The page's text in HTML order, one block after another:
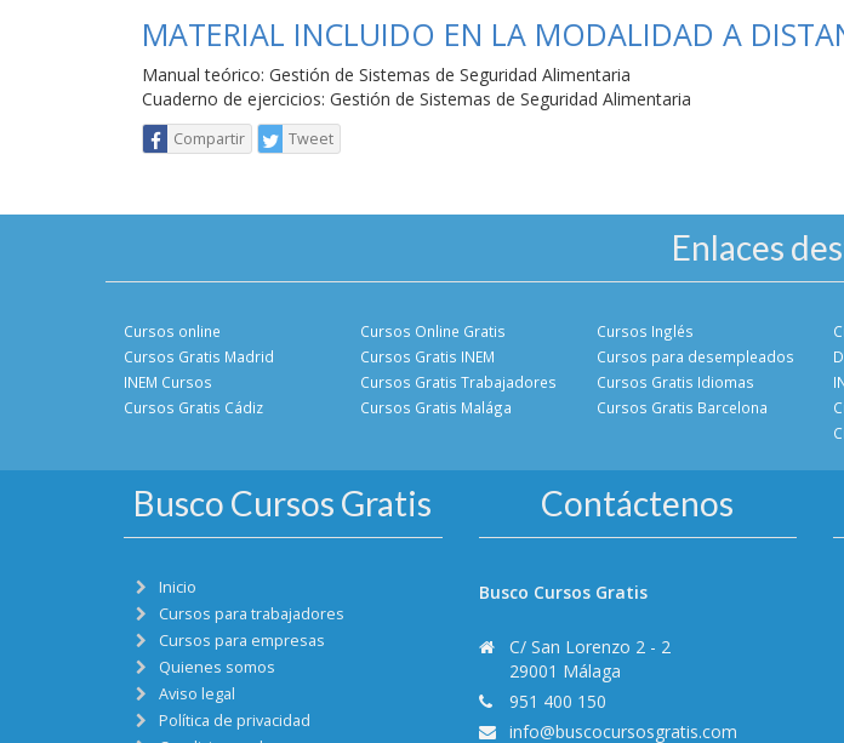
MATERIAL INCLUIDO EN LA MODALIDAD A
Manual teórico: Gestión de Sistemas de Seguridad Alimentaria
Cuaderno de ejercicios: Gestión de Sistemas de Seguridad Alimentaria
Compartir Tweet
Enlaces
Cursos online
Cursos Gratis Madrid
INEM Cursos
Cursos Gratis Cádiz
Cursos Online Gratis
Cursos Gratis INEM
Cursos Gratis Trabajadores
Cursos Gratis Malága
Cursos Inglés
Cursos para desempleados
Cursos Gratis Idiomas
Cursos Gratis Barcelona
Busco Cursos Gratis
Inicio
Cursos para trabajadores
Cursos para empresas
Quienes somos
Aviso legal
Política de privacidad
Contáctenos
Busco Cursos Gratis
C/ San Lorenzo 2 - 2
29001 Málaga
951 400 150
info@buscocursosgratis.com